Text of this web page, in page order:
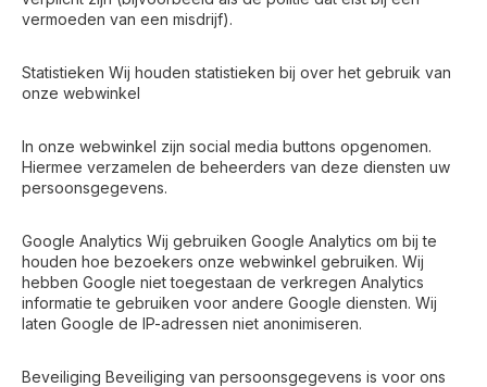
vermoeden van een misdrijf).
Statistieken Wij houden statistieken bij over het gebruik van
onze webwinkel
In onze webwinkel zijn social media buttons opgenomen.
Hiermee verzamelen de beheerders van deze diensten uw
persoonsgegevens.
Google Analytics Wij gebruiken Google Analytics om bij te
houden hoe bezoekers onze webwinkel gebruiken. Wij
hebben Google niet toegestaan de verkregen Analytics
informatie te gebruiken voor andere Google diensten. Wij
laten Google de IP-adressen niet anonimiseren.
Beveiliging Beveiliging van persoonsgegevens is voor ons